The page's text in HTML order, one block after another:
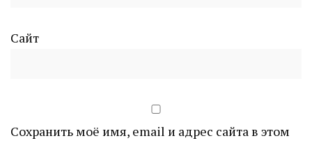
Сайт
Сохранить моё имя, email и адрес сайта в этом